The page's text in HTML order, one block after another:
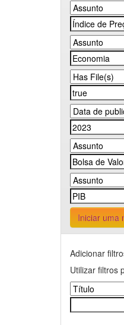
Iniciar uma
Adicionar
Utilizar filtros